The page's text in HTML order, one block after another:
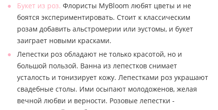
Букет из роз. Флористы MyBloom любят цветы и не
боятся экспериментировать. Стоит к классическим
розам добавить альстромерии или эустомы, и букет
заиграет новыми красками.
Лепестки роз обладают не только красотой, но и
большой пользой. Ванна из лепестков снимает
усталость и тонизирует кожу. Лепестками роз украшают
свадебные столы. Ими осыпают молодоженов, желая
вечной любви и верности. Розовые лепестки -